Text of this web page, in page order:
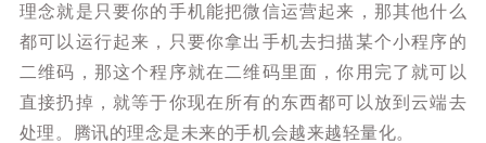
理念就是只要你的手机能把微信运营起来，那其他什么
都可以运行起来，只要你拿出手机去扫描某个小程序的
二维码，那这个程序就在二维码里面，你用完了就可以
直接扔掉，就等于你现在所有的东西都可以放到云端去
处理。腾讯的理念是未来的手机会越来越轻量化。